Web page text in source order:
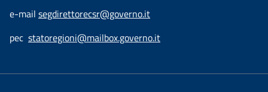
e-mail segdirettorecsr@governo.it
pec statoregioni@mailbox.governo.it